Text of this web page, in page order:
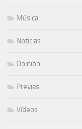
Música
Noticias
Opinión
Previas
Vídeos